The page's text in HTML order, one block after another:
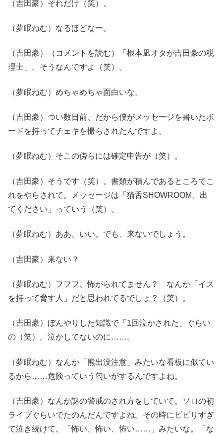
（吉田豪）それだけ（笑）。
（夢眠ねむ）なるほどなー。
（吉田豪）（コメントを読む）「根本凪オタが吉田豪の税
理士」。そうなんですよ（笑）。
（夢眠ねむ）めちゃめちゃ面白いな。
（吉田豪）つい数日前、だから僕がメッセージを書いたボ
ードを持ってチェキを撮らされたんですよ。
（夢眠ねむ）そこの傍らには確定申告が（笑）。
（吉田豪）そうです（笑）。書類が積んであるところでこ
れをやらされて。メッセージは「猫舌SHOWROOM、出
てください」っていう（笑）。
（夢眠ねむ）ああ、いい。でも、来ないでしょう。
（吉田豪）来ない？
（夢眠ねむ）フフフ、怖がられてません？ なんか「イス
を持って脅す人」だと思われてるでしょ？（笑）。
（吉田豪）ぼんやりした知識で「1回泣かされた」ぐらい
の（笑）。泣かしてないのに……。
（夢眠ねむ）なんか「熊出没注意」みたいな看板に似てい
るから……危険っていう匂いがするんですよね。
（吉田豪）なんか謎の警戒のされ方をしていて。ソロの初
ライブぐらいでたのんだんですよね。その時にビビりすぎ
て泣き続けて。「怖い、怖い、怖い……」みたいな。「な